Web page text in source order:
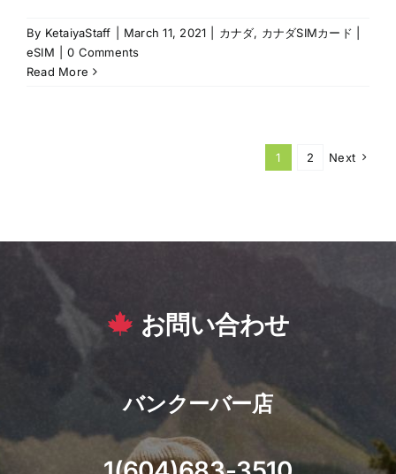
By KetaiyaStaff March 11, 2021 カナダ, カナダSIMカード |
eSIM
0 Comments
Read More
1 2 Next
お問い合わせ
バンクーバー店